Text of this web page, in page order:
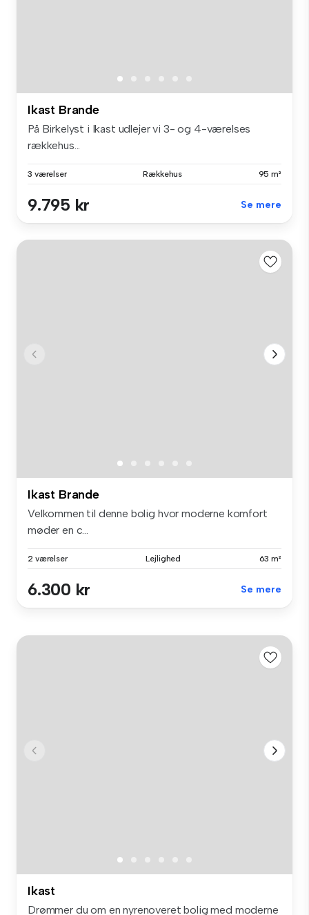
Ikast Brande
På Birkelyst i Ikast udlejer vi 3- og 4-værelses
rækkehus...
3 værelser Rækkehus 95 m²
9.795 kr Se mere
Ikast Brande
Velkommen til denne bolig hvor moderne komfort
møder en c...
2 værelser Lejlighed 63 m²
6.300 kr Se mere
Ikast
Drømmer du om en nyrenoveret bolig med moderne